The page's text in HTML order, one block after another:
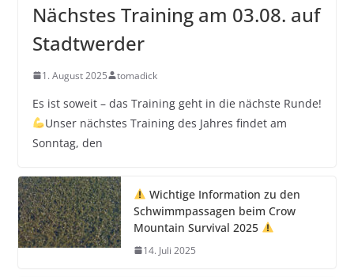
Nächstes Training am 03.08. auf
Stadtwerder
1. August 2025 tomadick
Es ist soweit – das Training geht in die nächste Runde!
Unser nächstes Training des Jahres findet am
Sonntag, den
Wichtige Information zu den
Schwimmpassagen beim Crow
Mountain Survival 2025
14. Juli 2025